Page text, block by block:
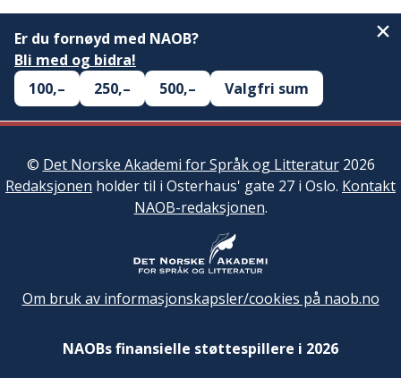
Er du fornøyd med NAOB?
Bli med og bidra!
100,–
250,– 500,– Valgfri sum
© Det Norske Akademi for Språk og Litteratur2026
Redaksjonen holder til i Osterhaus' gate 27 i Oslo. Kontakt
NAOB-redaksjonen.
Om bruk av informasjonskapsler/cookies på naob.no
NAOBs finansielle støttespillere i 2026